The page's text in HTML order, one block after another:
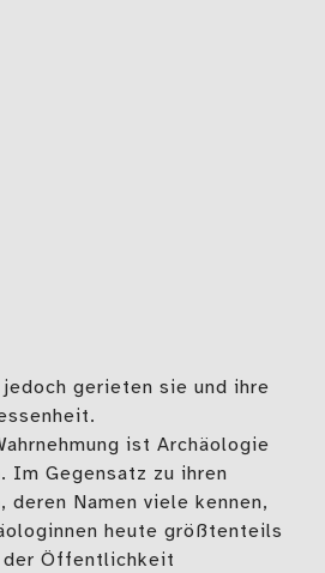
gerieten sie und ihre
ist Archäologie
Im Gegensatz zu ihren
deren Namen viele kennen,
heute größtenteils
der Öffentlichkeit